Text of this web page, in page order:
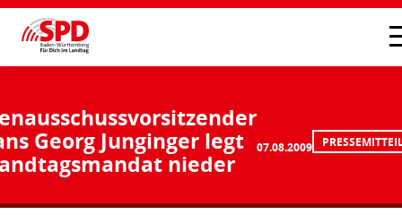
Georg Junginger legt
nieder
07.08.2009